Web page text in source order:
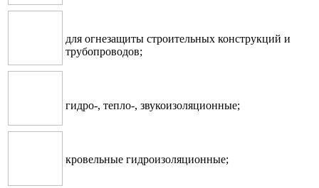
для огнезащиты строительных конструкций и
трубопроводов;
гидро-, тепло-, звукоизоляционные;
кровельные гидроизоляционные;